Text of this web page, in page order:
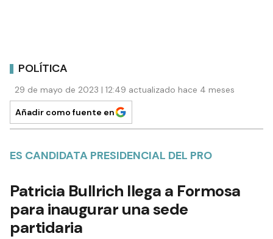
POLÍTICA
29 de mayo de 2023 | 12:49 actualizado hace 4 meses
Añadir como fuente en
ES CANDIDATA PRESIDENCIAL DEL PRO
Patricia Bullrich llega a Formosa
para inaugurar una sede
partidaria